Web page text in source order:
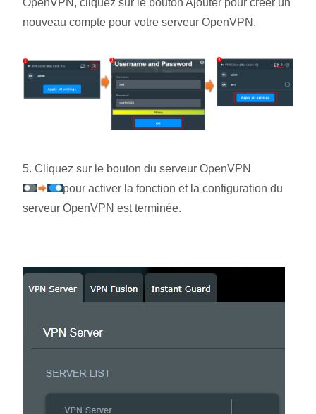
OpenVPN, cliquez sur le bouton Ajouter pour créer un
nouveau compte pour votre serveur OpenVPN.
5. Cliquez sur le bouton du serveur OpenVPN
pour activer la fonction et la configuration du
serveur OpenVPN est terminée.